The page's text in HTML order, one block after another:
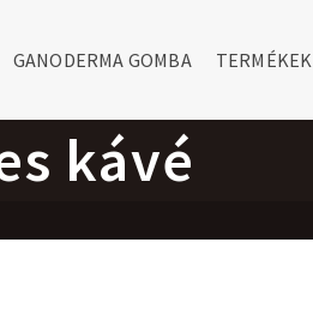
GANODERMA GOMBA TERMÉKEK
kávé